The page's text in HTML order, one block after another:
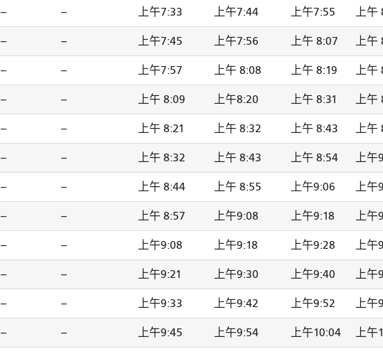
-- -- 上午7:33 上午7:44 上午7:55 上午
-- -- 上午7:45 上午7:56 上午 8:07 上午
-- -- 上午7:57 上午 8:08 上午 8:19 上午
-- -- 上午 8:09 上午8:20 上午 8:31 上午
-- -- 上午 8:21 上午 8:32 上午 8:43 上午
-- -- 上午 8:32 上午 8:43 上午 8:54 上午
-- -- 上午 8:44 上午 8:55 上午9:06 上午
-- -- 上午 8:57 上午9:08 上午9:18 上
-- -- 上午9:08 上午9:18 上午9:28 上
-- -- 上午9:21 上午9:30 上午9:40 上午
-- -- 上午9:33 上午9:42 上午9:52 上午
-- -- 上午9:45 上午9:54 上午10:04 上午